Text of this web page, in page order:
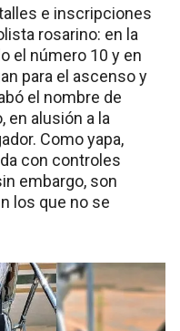
e inscripciones
rosarino: en la
el número 10 y en
para el ascenso y
el nombre de
en alusión a la
Como yapa,
con controles
embargo, son
los que no se